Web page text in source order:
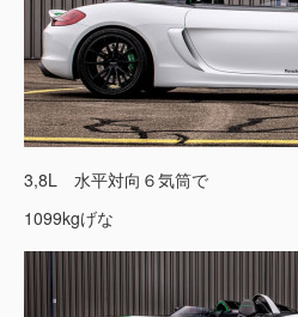
3,8L 水平対向６気筒で
1099kgげな